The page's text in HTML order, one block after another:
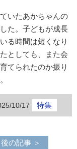
いたあかちゃんの
た。子どもが成長
る時間は短くなり
としても、また会
てられたのか振り
10/17 特集
後の記事 ＞